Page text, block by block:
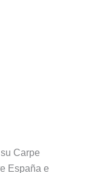
Carpe
España e